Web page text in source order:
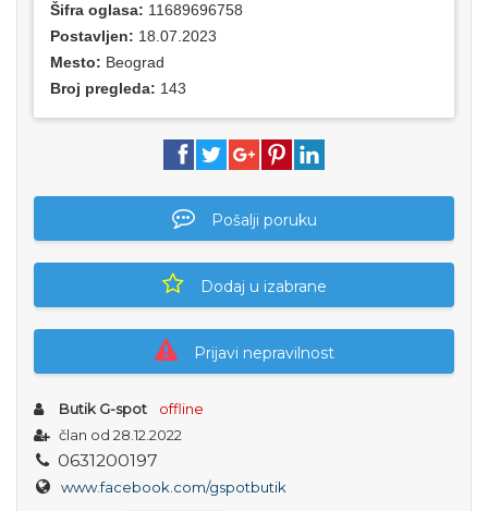
Šifra oglasa: 11689696758
Postavljen: 18.07.2023
Mesto: Beograd
Broj pregleda: 143
Pošalji poruku
Dodaj u izabrane
Prijavi nepravilnost
Butik G-spot
offline
član od 28.12.2022
0631200197
www.facebook.com/gspotbutik